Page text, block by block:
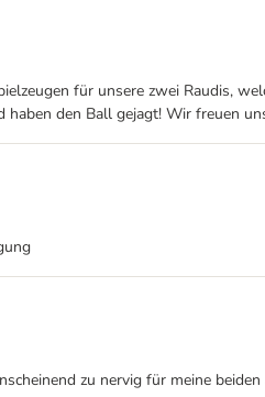
für unsere zwei Raudis,
den Ball gejagt! Wir freuen
zu nervig für meine